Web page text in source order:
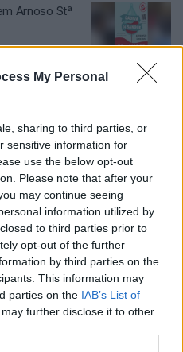
My Personal
sharing to third parties, or
sensitive information for
use the below opt-out
Please note that after your
may continue seeing
information utilized by
to third parties prior to
opt-out of the further
by third parties on the
This information may
parties on the IAB’s List of
further disclose it to other
Arnoso Stª
0
em Ribeirão
realiza
Ave e
0
sangue de